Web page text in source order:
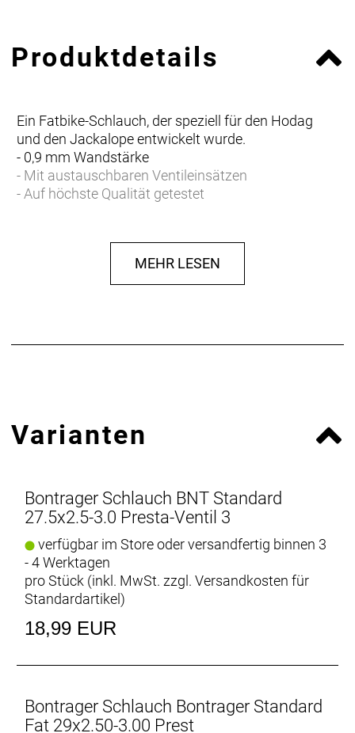
Produktdetails
Ein Fatbike-Schlauch, der speziell für den Hodag
und den Jackalope entwickelt wurde.
- 0,9 mm Wandstärke
- Mit austauschbaren Ventileinsätzen
- Auf höchste Qualität getestet
MEHR LESEN
Varianten
Bontrager Schlauch BNT Standard
27.5x2.5-3.0 Presta-Ventil 3
verfügbar im Store oder versandfertig binnen 3
- 4 Werktagen
pro Stück (inkl. MwSt. zzgl. Versandkosten für
Standardartikel)
18,99 EUR
Bontrager Schlauch Bontrager Standard
Fat 29x2.50-3.00 Prest